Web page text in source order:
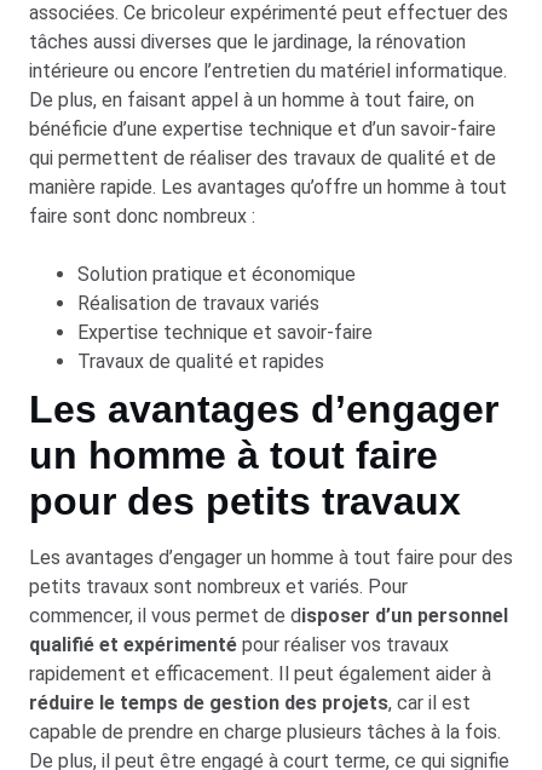
associées. Ce bricoleur expérimenté peut effectuer des
tâches aussi diverses que le jardinage, la rénovation
intérieure ou encore l’entretien du matériel informatique.
De plus, en faisant appel à un homme à tout faire, on
bénéficie d’une expertise technique et d’un savoir-faire
qui permettent de réaliser des travaux de qualité et de
manière rapide. Les avantages qu’offre un homme à tout
faire sont donc nombreux :
Solution pratique et économique
Réalisation de travaux variés
Expertise technique et savoir-faire
Travaux de qualité et rapides
Les avantages d’engager
un homme à tout faire
pour des petits travaux
Les avantages d’engager un homme à tout faire pour des
petits travaux sont nombreux et variés. Pour
commencer, il vous permet de disposer d’un personnel
qualifié et expérimenté pour réaliser vos travaux
rapidement et efficacement. Il peut également aider à
réduire le temps de gestion des projets, car il est
capable de prendre en charge plusieurs tâches à la fois.
De plus, il peut être engagé à court terme, ce qui signifie